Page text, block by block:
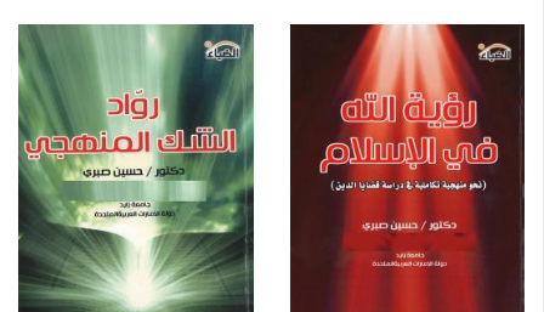
أبو ظبي 2003 م.
- جائزة " التميز" من السيد/ وزير التربية، دولة الإمارات، أبو
ظبي، 1999م.
- جائزة "يوم الوفاء" من السيد/ وزير التربية، دولة الإمارات، أبو
ظبي، 1994 م.
- جائزة اتحاد كتـاب وأدبـاء الإمـارات عـن القصـة القصيـرة فـي
دورتهـا لعام 1992م.
- جائزة القصة القصيرة برعاية مجلة زهرة الخليج عن دورتها
لسنة 1988م.